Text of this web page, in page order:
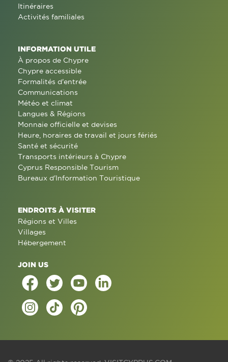
Itinéraires
Activités familiales
INFORMATION UTILE
À propos de Chypre
Chypre accessible
Formalités d'entrée
Communications
Météo et climat
Langues & Régions
Monnaie officielle et devises
Heure, horaires de travail et jours fériés
Santé et sécurité
Transports intérieurs à Chypre
Cyprus Responsible Tourism
Bureaux d'Information Touristique
ENDROITS À VISITER
Régions et Villes
Villages
Hébergement
JOIN US